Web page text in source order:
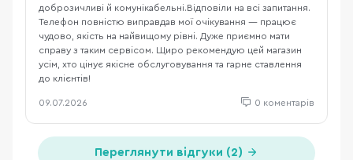
доброзичливі й комунікабельні.Відповіли на всі запитання.
Телефон повністю виправдав мої очікування — працює
чудово, якість на найвищому рівні. Дуже приємно мати
справу з таким сервісом. Щиро рекомендую цей магазин
усім, хто цінує якісне обслуговування та гарне ставлення
до клієнтів!
09.07.2026 0 коментарів
Переглянути відгуки (2)